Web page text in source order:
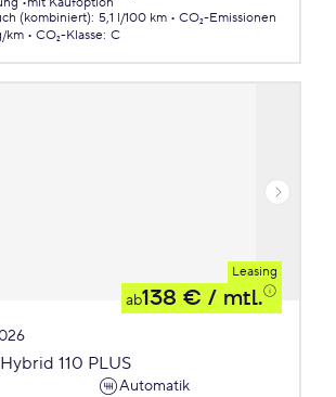
(kombiniert): 5,1 l/100 km
CO₂-Emissionen
km CO₂-Klasse: C
Leasing
ab138 € / mtl.
Hybrid 110 PLUS
Automatik